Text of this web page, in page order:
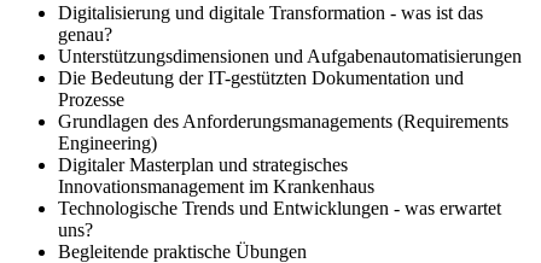
Digitalisierung und digitale Transformation - was ist das
genau?
Unterstützungsdimensionen und Aufgabenautomatisierungen
Die Bedeutung der IT-gestützten Dokumentation und
Prozesse
Grundlagen des Anforderungsmanagements (Requirements
Engineering)
Digitaler Masterplan und strategisches
Innovationsmanagement im Krankenhaus
Technologische Trends und Entwicklungen - was erwartet
uns?
Begleitende praktische Übungen